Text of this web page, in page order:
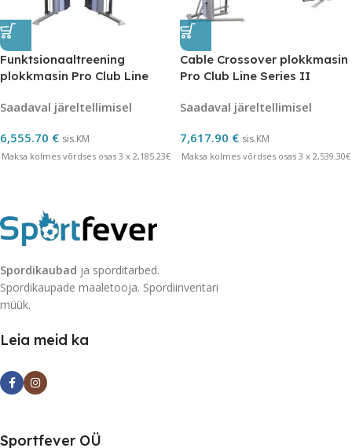
Funktsionaaltreening
plokkmasin Pro Club Line
Saadaval järeltellimisel
6,555.70 € sis.KM
Maksa kolmes võrdses osas 3 x 2,185.23€
Cable Crossover plokkmasin
Pro Club Line Series II
Saadaval järeltellimisel
7,617.90 € sis.KM
Maksa kolmes võrdses osas 3 x 2,539.30€
Spordikaubad ja sporditarbed.
Spordikaupade maaletooja. Spordiinventari
müük.
Leia meid ka
Sportfever OÜ